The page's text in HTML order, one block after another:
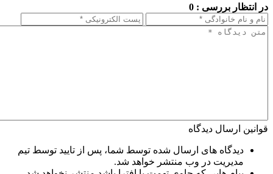
در انتظار بررسی : 0
قوانین ارسال دیدگاه
دیدگاه های ارسال شده توسط شما، پس از تایید توسط تیم
مدیریت در وب منتشر خواهد شد.